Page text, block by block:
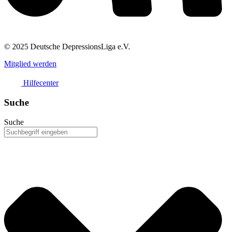
© 2025 Deutsche DepressionsLiga e.V.
Mitglied werden
Hilfecenter
Suche
Suche